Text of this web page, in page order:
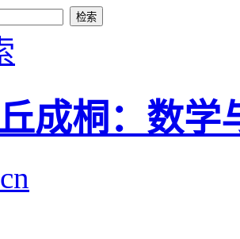
成桐：数学